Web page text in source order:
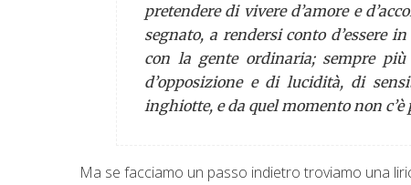
pretendere di vivere d’amore e
segnato, a rendersi conto d’essere
con la gente ordinaria; sempre
d’opposizione e di lucidità, di
inghiotte, e da quel momento non
Ma se facciamo un passo indietro troviamo una